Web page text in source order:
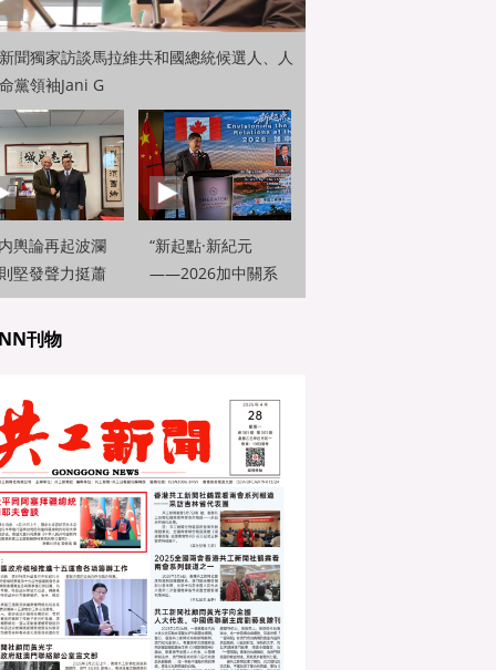
聞獨家訪談馬拉維共和國總統候選人、人
黨領袖Jani G
輿論再起波瀾
堅發聲力挺蕭
并呼籲深化兩
流
“新起點·新紀元
——2026加中關系
展望論壇”在多倫多
刊物